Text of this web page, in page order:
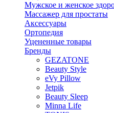
Мужское и женское
Массажер для простаты
Аксессуары
Ортопедия
Уцененные товары
Бренды
GEZATONE
Beauty Style
eVy Pillow
Jetpik
Beauty Sleep
Minna Life